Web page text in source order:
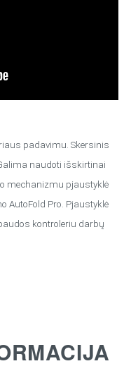
padavimu. Skersinis
naudoti išskirtinai
mechanizmu pjaustyklė
AutoFold Pro. Pjaustyklė
kontroleriu darbų